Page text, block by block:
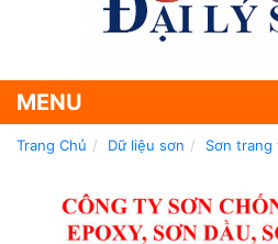
MENU
Trang Chủ Dữ liệu sơn Sơn